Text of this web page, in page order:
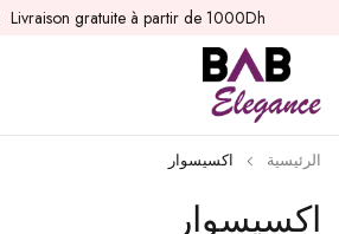
Livraison gratuite à partir de 1000Dh
اكسيسوار
الرئيسية اكسيسوار